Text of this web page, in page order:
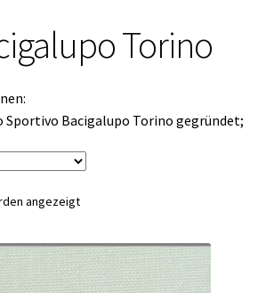
Torino
Sportivo Bacigalupo Torino gegründet;
angezeigt